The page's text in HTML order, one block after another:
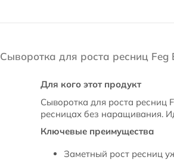
Сыворотка для роста ресниц Feg
Для кого этот продукт
Сыворотка для роста ресниц
ресницах без наращивания.
Ключевые преимущества
Заметный рост ресниц